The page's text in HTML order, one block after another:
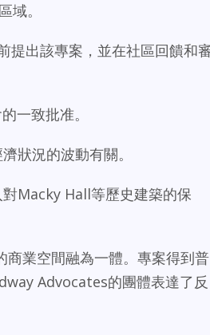
域。
出該專案，並在社區回饋和
一致批准。
狀況的波動有關。
Macky Hall等歷史建築的保
商業空間融為一體。專案得到普
Advocates的團體表達了反